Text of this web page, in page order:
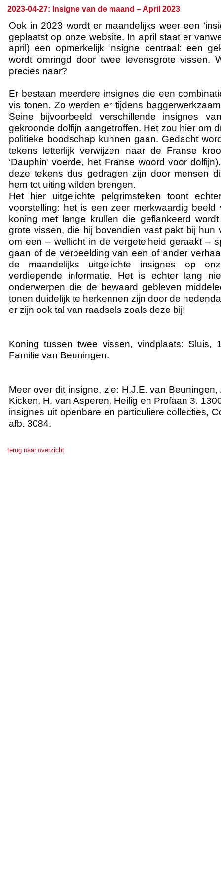
2023-04-27: Insigne van de maand – April 2023
Ook in 2023 wordt er maandelijks weer een
geplaatst op onze website. In april staat er
april) een opmerkelijk insigne centraal: een
wordt omringd door twee levensgrote vissen.
precies naar?
Er bestaan meerdere insignes die een
vis tonen. Zo werden er tijdens
Seine bijvoorbeeld verschillende insignes
gekroonde dolfijn aangetroffen. Het zou hier om
politieke boodschap kunnen gaan. Gedacht
tekens letterlijk verwijzen naar de Franse
‘Dauphin’ voerde, het Franse woord voor
deze tekens dus gedragen zijn door mensen
hem tot uiting wilden brengen.
Het hier uitgelichte pelgrimsteken toont
voorstelling: het is een zeer merkwaardig beeld
koning met lange krullen die geflankeerd
grote vissen, die hij bovendien vast pakt bij hun
om een – wellicht in de vergetelheid geraakt –
gaan of de verbeelding van een of ander
de maandelijks uitgelichte insignes op
verdiepende informatie. Het is echter lang
onderwerpen die de bewaard gebleven
tonen duidelijk te herkennen zijn door de
er zijn ook tal van raadsels zoals deze bij!
Koning tussen twee vissen, vindplaats: Sluis,
Familie van Beuningen.
Meer over dit insigne, zie: H.J.E. van
Kicken, H. van Asperen, Heilig en Profaan 3.
insignes uit openbare en particuliere collecties,
afb. 3084.
terug naar overzicht